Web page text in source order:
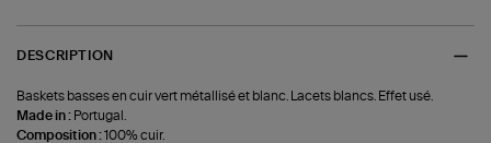
DESCRIPTION
Baskets basses en cuir vert métallisé et blanc. Lacets blancs. Effet usé.
Made in : Portugal.
Composition :100% cuir.